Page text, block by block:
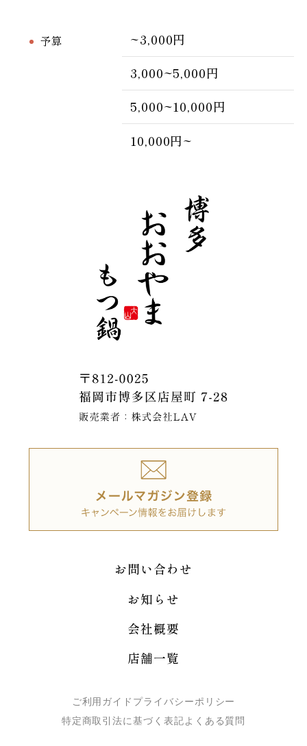
予算
~3,000円
3,000~5,000円
5,000~10,000円
10,000円~
お問い合わせ
お知らせ
会社概要
店舗一覧
ご利用ガイド プライバシーポリシー
特定商取引法に基づく表記よくある質問